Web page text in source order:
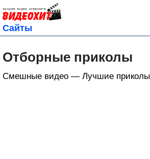
Сайты
Отборные приколы
Смешные видео — Лучшие приколы